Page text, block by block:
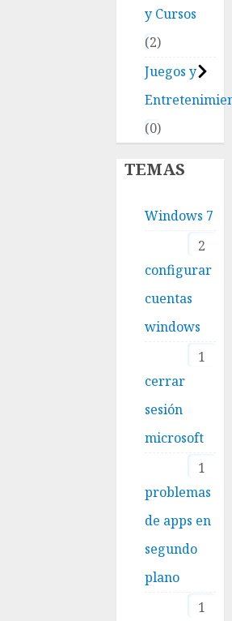
y Cursos
2
Juegos y
0
TEMAS
Windows 7
2
configurar
cuentas
windows
1
cerrar
sesión
microsoft
1
problemas
de apps en
segundo
plano
1